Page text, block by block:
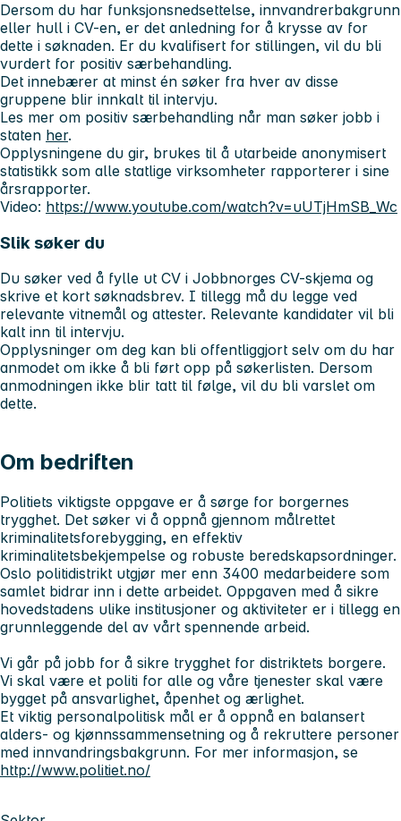
Dersom du har funksjonsnedsettelse, innvandrerbakgrunn
eller hull i CV-en, er det anledning for å krysse av for
dette i søknaden. Er du kvalifisert for stillingen, vil du bli
vurdert for positiv særbehandling.
Det innebærer at minst én søker fra hver av disse
gruppene blir innkalt til intervju.
Les mer om positiv særbehandling når man søker jobb i
staten her.
Opplysningene du gir, brukes til å utarbeide anonymisert
statistikk som alle statlige virksomheter rapporterer i sine
årsrapporter.
Video: https://www.youtube.com/watch?v=uUTjHmSB_Wc
Slik søker du
Du søker ved å fylle ut CV i Jobbnorges CV-skjema og
skrive et kort søknadsbrev. I tillegg må du legge ved
relevante vitnemål og attester. Relevante kandidater vil bli
kalt inn til intervju.
Opplysninger om deg kan bli offentliggjort selv om du har
anmodet om ikke å bli ført opp på søkerlisten. Dersom
anmodningen ikke blir tatt til følge, vil du bli varslet om
dette.
Om bedriften
Politiets viktigste oppgave er å sørge for borgernes
trygghet. Det søker vi å oppnå gjennom målrettet
kriminalitetsforebygging, en effektiv
kriminalitetsbekjempelse og robuste beredskapsordninger.
Oslo politidistrikt utgjør mer enn 3400 medarbeidere som
samlet bidrar inn i dette arbeidet. Oppgaven med å sikre
hovedstadens ulike institusjoner og aktiviteter er i tillegg en
grunnleggende del av vårt spennende arbeid.
Vi går på jobb for å sikre trygghet for distriktets borgere.
Vi skal være et politi for alle og våre tjenester skal være
bygget på ansvarlighet, åpenhet og ærlighet.
Et viktig personalpolitisk mål er å oppnå en balansert
alders- og kjønnssammensetning og å rekruttere personer
med innvandringsbakgrunn. For mer informasjon, se
http://www.politiet.no/